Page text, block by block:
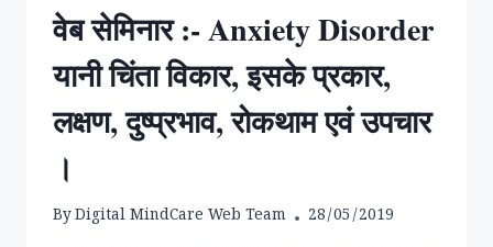
वेब सेमिनार :- Anxiety Disorder
यानी चिंता विकार, इसके प्रकार,
लक्षण, दुष्प्रभाव, रोकथाम एवं उपचार
।
ByDigital MindCare Web Team 28/05/2019